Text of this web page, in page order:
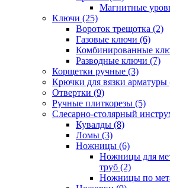
Магнитные
Ключи (25)
Вороток трещотка (2)
Газовые ключи (6)
Комбинированные
Разводные ключи (7)
Корщетки ручные (3)
Крючки для вязки арматуры
Отвертки (9)
Ручные плиткорезы (5)
Слесарно-столярный
Кувалды (8)
Ломы (3)
Ножницы (6)
Ножницы для
труб (2)
Ножницы по